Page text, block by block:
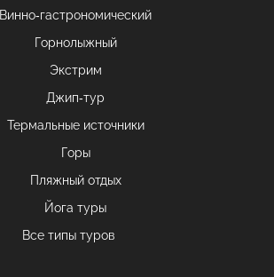
Винно-гастрономический
Горнолыжный
Экстрим
Джип-тур
Термальные источники
Горы
Пляжный отдых
Йога туры
Все типы туров